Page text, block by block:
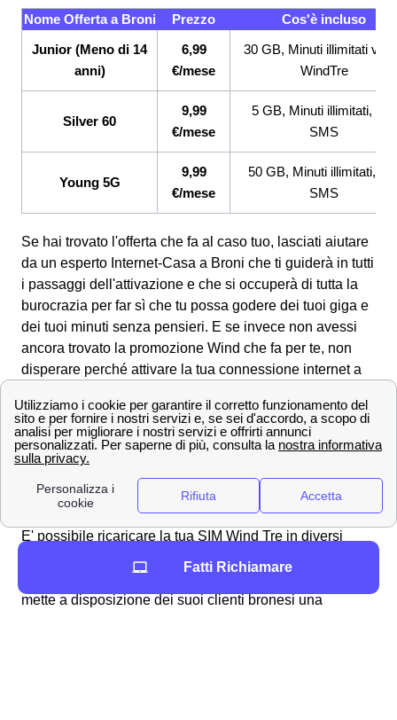
Nome Offerta a Broni Prezzo
Cos'è incluso
Junior (Meno di 14
anni)
6,99
€/mese
30 GB, Minuti illimitati
WindTre
Silver 60
9,99
€/mese
5 GB, Minuti illimitati, 200
SMS
Young 5G
9,99
€/mese
50 GB, Minuti illimitati,
SMS
Se hai trovato l'offerta che fa al caso tuo, lasciati aiutare
da un esperto Internet-Casa a Broni che ti guiderà in tutti
i passaggi dell'attivazione e che si occuperà di tutta la
burocrazia per far sì che tu possa godere dei tuoi giga e
dei tuoi minuti senza pensieri. E se invece non avessi
ancora trovato la promozione Wind che fa per te, non
disperare perché attivare la tua connessione internet a
offerte andando sulla pagina delleofferte Wind Trea
Broni per visualizzare tutte le promozioni e tariffe che
Wind ti mette a disposizione e scegliere con cura.
Servizi Extra e ricariche Wind Tre a Broni
Come ricaricare la tua SIM WindTre a Broni
E' possibile ricaricare la tua SIM Wind Tre in diversi
mette a disposizione dei suoi clienti bronesi una
Fatti Richiamare